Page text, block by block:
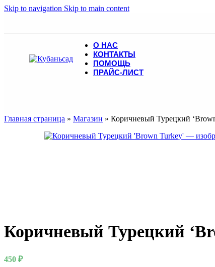
Skip to navigation Skip to main content
О НАС
КОНТАКТЫ
ПОМОЩЬ
ПРАЙС-ЛИСТ
Главная страница » Магазин » Коричневый Турецкий
Коричневый Турецкий
450 ₽